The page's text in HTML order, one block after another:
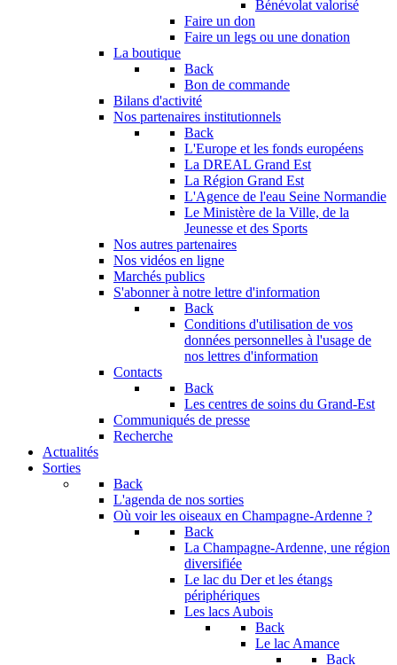
Bénévolat valorisé
Faire un don
Faire un legs ou une donation
La boutique
Back
Bon de commande
Bilans d'activité
Nos partenaires institutionnels
Back
L'Europe et les fonds européens
La DREAL Grand Est
La Région Grand Est
L'Agence de l'eau Seine Normandie
Le Ministère de la Ville, de la
Jeunesse et des Sports
Nos autres partenaires
Nos vidéos en ligne
Marchés publics
S'abonner à notre lettre d'information
Back
Conditions d'utilisation de vos
données personnelles à l'usage de
nos lettres d'information
Contacts
Back
Les centres de soins du Grand-Est
Communiqués de presse
Recherche
Actualités
Sorties
Back
L'agenda de nos sorties
Où voir les oiseaux en Champagne-Ardenne ?
Back
La Champagne-Ardenne, une région
diversifiée
Le lac du Der et les étangs
périphériques
Les lacs Aubois
Back
Le lac Amance
Back